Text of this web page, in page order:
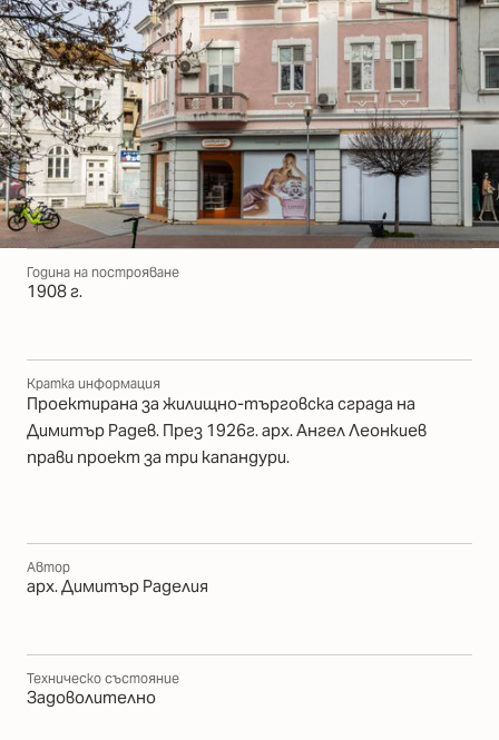
Година на построяване
1908 г.
Кратка информация
Проектирана за жилищно-търговска сграда на
Димитър Радев. През 1926г. арх. Ангел Леонкиев
прави проект за три капандури.
Автор
арх. Димитър Раделия
Техническо състояние
Задоволително